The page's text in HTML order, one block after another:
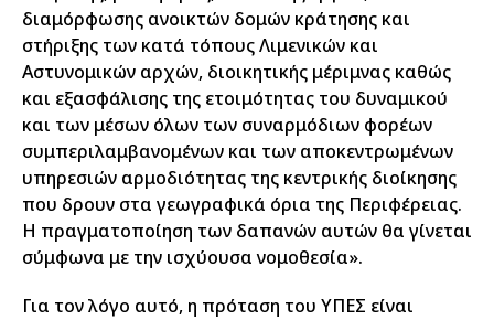
διαμόρφωσης ανοικτών δομών κράτησης και
στήριξης των κατά τόπους Λιμενικών και
Αστυνομικών αρχών, διοικητικής μέριμνας καθώς
και εξασφάλισης της ετοιμότητας του δυναμικού
και των μέσων όλων των συναρμόδιων φορέων
συμπεριλαμβανομένων και των αποκεντρωμένων
υπηρεσιών αρμοδιότητας της κεντρικής διοίκησης
που δρουν στα γεωγραφικά όρια της Περιφέρειας.
Η πραγματοποίηση των δαπανών αυτών θα γίνεται
σύμφωνα με την ισχύουσα νομοθεσία».
Για τον λόγο αυτό, η πρόταση του ΥΠΕΣ είναι